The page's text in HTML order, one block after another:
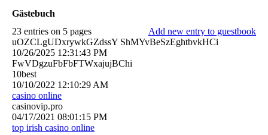
Gästebuch
23 entries on 5 pages
Add new entry to guestbook
uOZCLgUDxrywkGZdssY ShMYvBeSzEghtbvkHCi
10/26/2025 12:31:43 PM
FwVDgzuFbFbFTWxajujBChi
10best
10/10/2022 12:10:29 AM
casino online
casinovip.pro
04/17/2021 08:01:15 PM
top irish casino online